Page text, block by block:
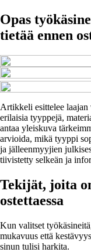
Opas
tietää ennen
Artikkeli esittelee
erilaisia tyyppejä,
antaa yleiskuva
arvioida, mikä tyyppi
ja jälleenmyyjien
tiivistetty selkeän ja
Tekijät, joita
ostettaessa
Kun valitset
mukavuus että
sinun tulisi harkita.